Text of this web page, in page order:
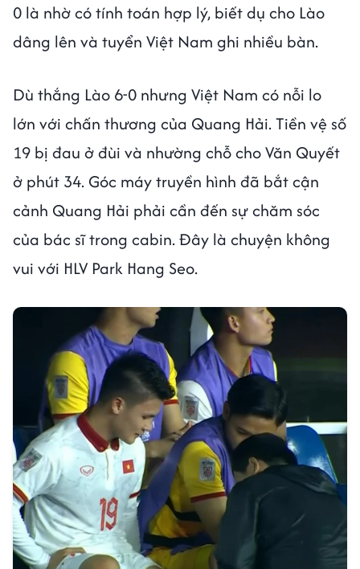
0 là nhờ có tính toán hợp lý, biết dụ cho Lào
dâng lên và tuyển Việt Nam ghi nhiều bàn.
Dù thắng Lào 6-0 nhưng Việt Nam có nỗi lo
lớn với chấn thương của Quang Hải. Tiền vệ số
19 bị đau ở đùi và nhường chỗ cho Văn Quyết
ở phút 34. Góc máy truyền hình đã bắt cận
cảnh Quang Hải phải cần đến sự chăm sóc
của bác sĩ trong cabin. Đây là chuyện không
vui với HLV Park Hang Seo.